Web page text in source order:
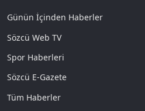
Günün İçinden Haberler
Sözcü Web TV
Spor Haberleri
Sözcü E-Gazete
Tüm Haberler